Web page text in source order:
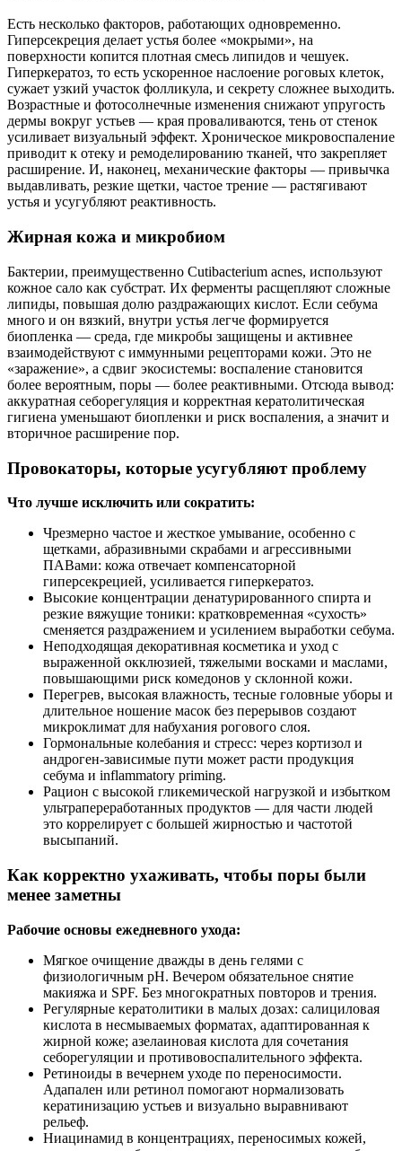
Есть несколько факторов, работающих одновременно.
Гиперсекреция делает устья более «мокрыми», на
поверхности копится плотная смесь липидов и чешуек.
Гиперкератоз, то есть ускоренное наслоение роговых клеток,
сужает узкий участок фолликула, и секрету сложнее выходить.
Возрастные и фотосолнечные изменения снижают упругость
дермы вокруг устьев — края проваливаются, тень от стенок
усиливает визуальный эффект. Хроническое микровоспаление
приводит к отеку и ремоделированию тканей, что закрепляет
расширение. И, наконец, механические факторы — привычка
выдавливать, резкие щетки, частое трение — растягивают
устья и усугубляют реактивность.
Жирная кожа и микробиом
Бактерии, преимущественно Cutibacterium acnes, используют
кожное сало как субстрат. Их ферменты расщепляют сложные
липиды, повышая долю раздражающих кислот. Если себума
много и он вязкий, внутри устья легче формируется
биопленка — среда, где микробы защищены и активнее
взаимодействуют с иммунными рецепторами кожи. Это не
«заражение», а сдвиг экосистемы: воспаление становится
более вероятным, поры — более реактивными. Отсюда вывод:
аккуратная себорегуляция и корректная кератолитическая
гигиена уменьшают биопленки и риск воспаления, а значит и
вторичное расширение пор.
Провокаторы, которые усугубляют проблему
Что лучше исключить или сократить:
Чрезмерно частое и жесткое умывание, особенно с
щетками, абразивными скрабами и агрессивными
ПАВами: кожа отвечает компенсаторной
гиперсекрецией, усиливается гиперкератоз.
Высокие концентрации денатурированного спирта и
резкие вяжущие тоники: кратковременная «сухость»
сменяется раздражением и усилением выработки себума.
Неподходящая декоративная косметика и уход с
выраженной окклюзией, тяжелыми восками и маслами,
повышающими риск комедонов у склонной кожи.
Перегрев, высокая влажность, тесные головные уборы и
длительное ношение масок без перерывов создают
микроклимат для набухания рогового слоя.
Гормональные колебания и стресс: через кортизол и
андроген-зависимые пути может расти продукция
себума и inflammatory priming.
Рацион с высокой гликемической нагрузкой и избытком
ультрапереработанных продуктов — для части людей
это коррелирует с большей жирностью и частотой
высыпаний.
Как корректно ухаживать, чтобы поры были
менее заметны
Рабочие основы ежедневного ухода:
Мягкое очищение дважды в день гелями с
физиологичным pH. Вечером обязательное снятие
макияжа и SPF. Без многократных повторов и трения.
Регулярные кератолитики в малых дозах: салициловая
кислота в несмываемых форматах, адаптированная к
жирной коже; азелаиновая кислота для сочетания
себорегуляции и противовоспалительного эффекта.
Ретиноиды в вечернем уходе по переносимости.
Адапален или ретинол помогают нормализовать
кератинизацию устьев и визуально выравнивают
рельеф.
Ниацинамид в концентрациях, переносимых кожей,